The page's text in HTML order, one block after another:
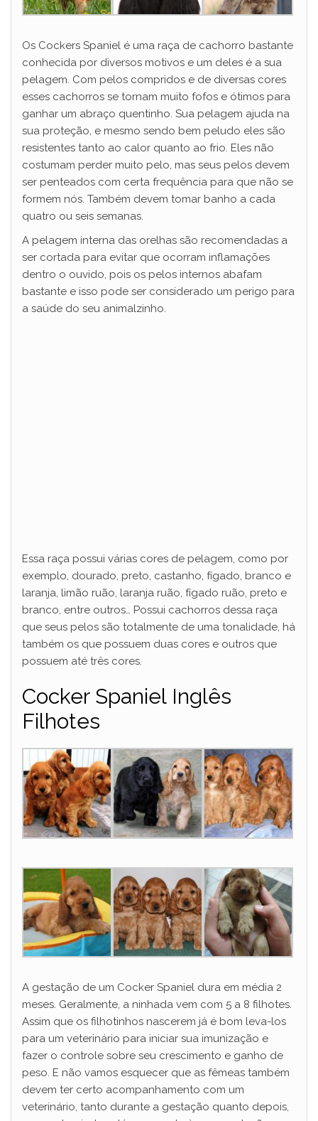
Os Cockers Spaniel é uma raça de cachorro bastante
conhecida por diversos motivos e um deles é a sua
pelagem. Com pelos compridos e de diversas cores
esses cachorros se tornam muito fofos e ótimos para
ganhar um abraço quentinho. Sua pelagem ajuda na
sua proteção, e mesmo sendo bem peludo eles são
resistentes tanto ao calor quanto ao frio. Eles não
costumam perder muito pelo, mas seus pelos devem
ser penteados com certa frequência para que não se
formem nós. Também devem tomar banho a cada
quatro ou seis semanas.
A pelagem interna das orelhas são recomendadas a
ser cortada para evitar que ocorram inflamações
dentro o ouvido, pois os pelos internos abafam
bastante e isso pode ser considerado um perigo para
a saúde do seu animalzinho.
Essa raça possui várias cores de pelagem, como por
exemplo, dourado, preto, castanho, fígado, branco e
laranja, limão ruão, laranja ruão, fígado ruão, preto e
branco, entre outros… Possui cachorros dessa raça
que seus pelos são totalmente de uma tonalidade, há
também os que possuem duas cores e outros que
possuem até três cores.
Cocker Spaniel Inglês
Filhotes
A gestação de um Cocker Spaniel dura em média 2
meses. Geralmente, a ninhada vem com 5 a 8 filhotes.
Assim que os filhotinhos nascerem já é bom leva-los
para um veterinário para iniciar sua imunização e
fazer o controle sobre seu crescimento e ganho de
peso. E não vamos esquecer que as fêmeas também
devem ter certo acompanhamento com um
veterinário, tanto durante a gestação quanto depois,